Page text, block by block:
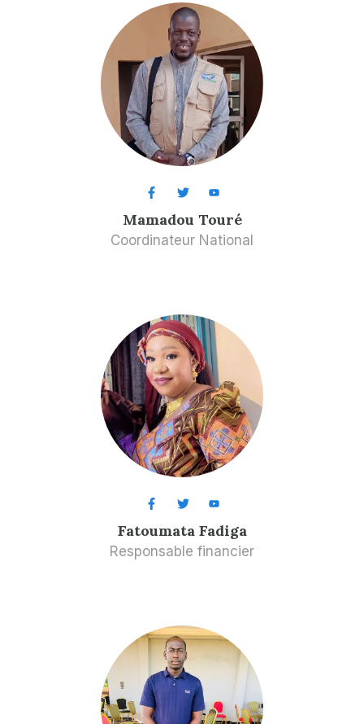
Mamadou Touré
Coordinateur National​
Fatoumata Fadiga
Responsable financier